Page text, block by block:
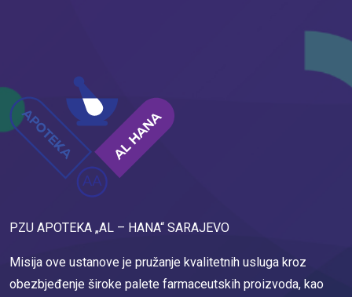
PZU APOTEKA „AL – HANA“ SARAJEVO
Misija ove ustanove je pružanje kvalitetnih usluga kroz
obezbjeđenje široke palete farmaceutskih proizvoda, kao